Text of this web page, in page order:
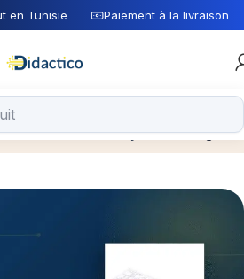
en Tunisie Paiement à la livraison
Articles Posted by admin Page 3